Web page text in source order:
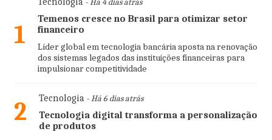
1
- Há 4 dias atrás
Temenos cresce no Brasil para otimizar setor
financeiro
Líder global em tecnologia bancária aposta na renovação
dos sistemas legados das instituições financeiras para
impulsionar competitividade
2 Tecnologia- Há 6 dias atrás
Tecnologia digital transforma a personalização
de produtos